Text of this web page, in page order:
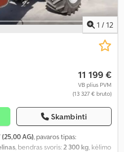
1 / 12
11 199 €
VB plius PVM
(13 327 € bruto)
Skambinti
(25,00 AG), pavaros tipas:
, bendras svoris:2 300 kg, kėlimo